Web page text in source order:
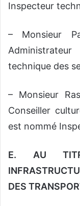
Inspecteur
– Monsieur
technique des
– Monsieur
Conseiller
est nommé
E. AU
DES